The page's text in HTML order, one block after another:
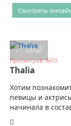
Смотреть
11 МАЙ
Просмотров: 6673
Thalia
Хотим
певицы и
начинала в